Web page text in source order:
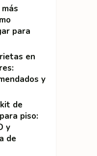
para
en
y
de
piso:
y
de